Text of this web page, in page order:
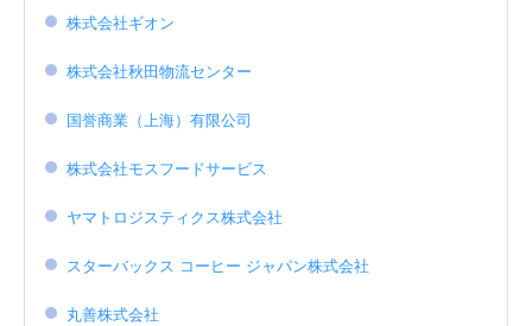
株式会社ギオン
株式会社秋田物流センター
国誉商業（上海）有限公司
株式会社モスフードサービス
ヤマトロジスティクス株式会社
スターバックス コーヒー ジャパン株式会社
丸善株式会社